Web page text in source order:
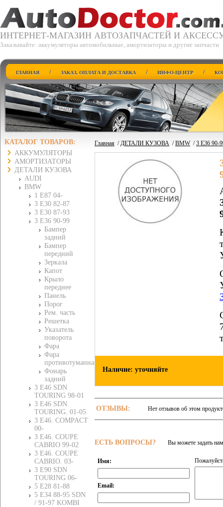
ИНТЕРНЕТ-МАГАЗИН АВТОЗАПЧАСТЕЙ И
Заказывайте: аккумуляторы автомобильные, амортизаторы и другие запчасти
ГЛАВНАЯ / ЗАКАЗ, ОПЛАТА И ДОСТАВКА / ИНФО-ЦЕНТР /
КАТАЛОГ ТОВАРОВ:
АККУМУЛЯТОРЫ
АМОРТИЗАТОРЫ
ДЕТАЛИ КУЗОВА
AUDI
BMW
1 E87 04-
3 E30 82-87
3 E30 87-93
3 E36 90-99
Бампер
задний
Бампер
передний
Зеркала
Капот
Крыло
переднее
Панель
Порог
Рем. часть
Решетка
Указатель
поворота
Фара
Фара
противотуманная
Фонарь
задний
3 E46 SDN
TOURING 98-01
3 E46 SDN
TOURING. 01-05
3 E46. COMPACT
00-
3 E46. COUPE
CABRIO 99-02
3 E46. COUPE
CABRIO. 03-
3 E90 SDN
TOURING 06-
5 E28 81-88
5 E34 88-95 SDN
/ 91-97 KOMBI
Главная /ДЕТАЛИ КУЗОВА /BMW/3 E36 90-
Наличие: уточняйте
ОТЗЫВЫ: Нет отзывов об этом
ЕСТЬ ВОПРОСЫ? Вы можете задать
Имя:
Email: